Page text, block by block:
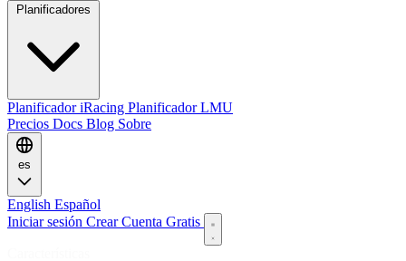
Planificador iRacing Planificador LMU
Precios Docs Blog Sobre
es
English Español
Iniciar sesión Crear Cuenta Gratis